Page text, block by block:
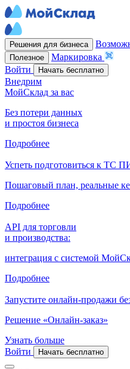
Решения для бизнеса
Полезное
Маркировка
Войти
Начать бесплатно
Внедрим
МойСклад за вас
Без потери данных
и простоя бизнеса
Подробнее
Успеть подготовиться к ТС
Пошаговый план, реальные
Подробнее
API для торговли
и производства:
интеграция с системой
Подробнее
Запустите онлайн-продажи
Решение «Онлайн-заказ»
Узнать больше
Войти
Начать бесплатно